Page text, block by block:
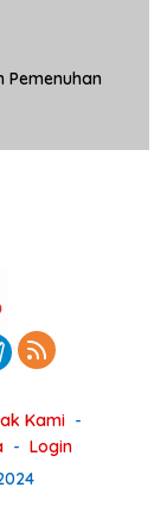
Pemenuhan
Kami
Login